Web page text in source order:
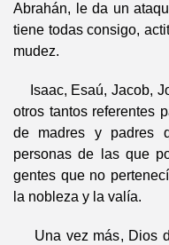
Abrahán, le da un
tiene todas consigo,
mudez.
Isaac, Esaú, Jacob,
otros tantos referentes
de madres y padres
personas de las que
gentes que no
la nobleza y la valía.
Una vez más, Dios